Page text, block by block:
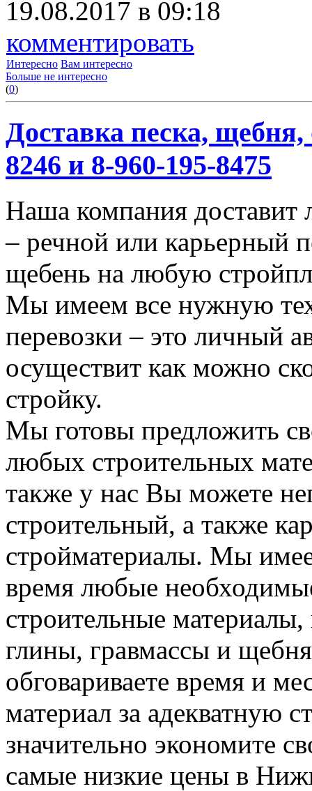
19.08.2017 в 09:18
комментировать
Интересно Вам интересно
Больше не интересно
(0)
Доставка песка, щебня,
8246 и 8-960-195-8475
Наша компания доставит
– речной или карьерный
щебень на любую
Мы имеем все нужную
перевозки – это личный
осуществит как можно
стройку.
Мы готовы предложить
любых строительных
также у нас Вы можете
строительный, а также
стройматериалы. Мы
время любые
строительные материалы,
глины, гравмассы и
обговариваете время и
материал за адекватную
значительно экономите
самые низкие цены в